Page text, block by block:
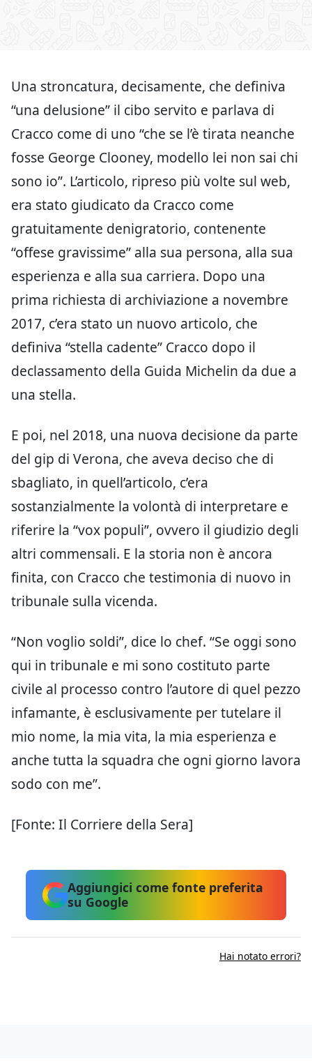
Una stroncatura, decisamente, che definiva
“una delusione” il cibo servito e parlava di
Cracco come di uno “che se l’è tirata neanche
fosse George Clooney, modello lei non sai chi
sono io”. L’articolo, ripreso più volte sul web,
era stato giudicato da Cracco come
gratuitamente denigratorio, contenente
“offese gravissime” alla sua persona, alla sua
esperienza e alla sua carriera. Dopo una
prima richiesta di archiviazione a novembre
2017, c’era stato un nuovo articolo, che
definiva “stella cadente” Cracco dopo il
declassamento della Guida Michelin da due a
una stella.
E poi, nel 2018, una nuova decisione da parte
del gip di Verona, che aveva deciso che di
sbagliato, in quell’articolo, c’era
sostanzialmente la volontà di interpretare e
riferire la “vox populi”, ovvero il giudizio degli
altri commensali. E la storia non è ancora
finita, con Cracco che testimonia di nuovo in
tribunale sulla vicenda.
“Non voglio soldi”, dice lo chef. “Se oggi sono
qui in tribunale e mi sono costituto parte
civile al processo contro l’autore di quel pezzo
infamante, è esclusivamente per tutelare il
mio nome, la mia vita, la mia esperienza e
anche tutta la squadra che ogni giorno lavora
sodo con me”.
[Fonte: Il Corriere della Sera]
Aggiungici come fonte preferita
su Google
Hai notato errori?